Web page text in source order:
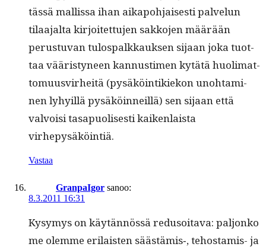
tässä mallis­sa ihan aikapo­h­jais­es­ti palvelun
tilaa­jal­ta kir­joitet­tu­jen sakko­jen määrään
perus­tu­van tulospalkkauk­sen sijaan joka tuot­
taa vääristyneen kan­nus­ti­men kytätä huoli­mat­
to­muusvirheitä (pysäköin­tikiekon uno­ht­a­mi­
nen lyhy­il­lä pysäköin­neil­lä) sen sijaan että
valvoisi tas­a­puolis­es­ti kaiken­laista
virhepysäköintiä.
Vastaa
GranpaIgor sanoo:
8.3.2011 16:31
Kysymys on käytän­nössä redu­soita­va: paljonko
me olemme eri­lais­ten säästämis‑, tehostamis- ja